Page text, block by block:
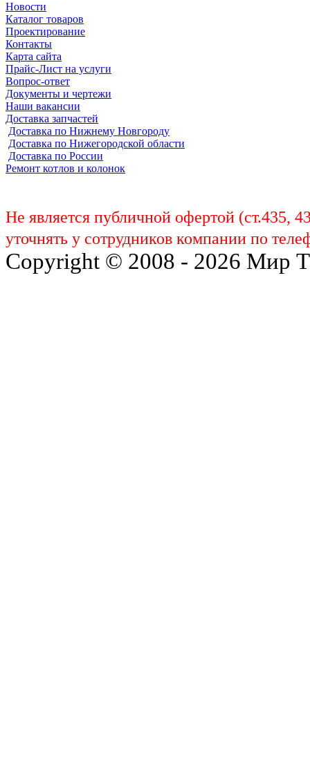
Новости
Каталог товаров
Проектирование
Контакты
Карта сайта
Прайс-Лист на услуги
Вопрос-ответ
Документы и чертежи
Наши вакансии
Доставка запчастей
Доставка по Нижнему Новгороду
Доставка по Нижегородской области
Доставка по России
Ремонт котлов и колонок
Не является публичной офертой (ст.435,
уточнять у сотрудников компании по
Copyright © 2008 - 2026 Мир